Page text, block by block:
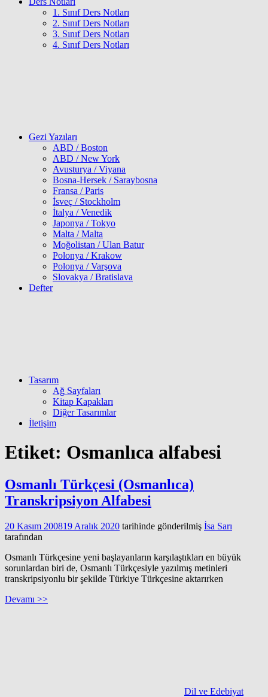
1. Sınıf Ders Notları
2. Sınıf Ders Notları
3. Sınıf Ders Notları
4. Sınıf Ders Notları
Gezi Yazıları
ABD / Boston
ABD / New York
Avusturya / Viyana
Bosna-Hersek / Saraybosna
Fransa / Paris
İsveç / Stockholm
İtalya / Venedik
Japonya / Tokyo
Malta / Malta
Moğolistan / Ulan Batur
Polonya / Krakow
Polonya / Varşova
Slovakya / Bratislava
Defter
Tasarım
Ağ Sayfaları
Kitap Kapakları
Diğer Tasarımlar
İletişim
Etiket: Osmanlıca alfabesi
Osmanlı Türkçesi (Osmanlıca)
Transkripsiyon Alfabesi
20 Kasım 200819 Aralık 2020 tarihinde gönderilmiş İsa Sarı
tarafından
Osmanlı Türkçesine yeni başlayanların karşılaştıkları en büyük
sorunlardan biri de, Osmanlı Türkçesiyle yazılmış metinleri
transkripsiyonlu bir şekilde Türkiye Türkçesine aktarırken
Devamı >>
Dil ve Edebiyat